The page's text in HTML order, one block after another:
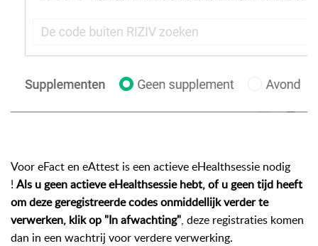
Voor eFact en eAttest is een actieve eHealthsessie nodig
! Als u geen actieve eHealthsessie hebt, of u geen tijd heeft
om deze geregistreerde codes onmiddellijk verder te
verwerken, klik op "In afwachting", deze registraties komen
dan in een wachtrij voor verdere verwerking.